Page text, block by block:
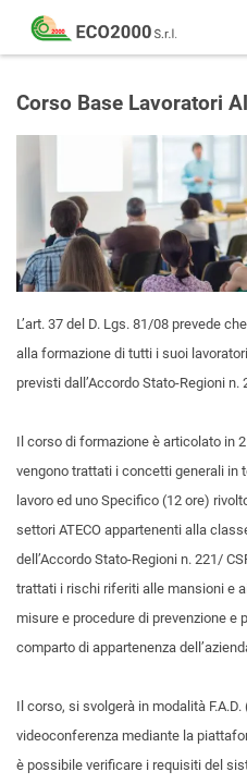
Eco
2000
Formazione
consulenza
sicurezza
sul
lavoro
–
81/08
Corso Base Lavoratori
L’art. 37 del D. Lgs. 81/08 prevede
alla formazione di tutti i suoi
previsti dall’Accordo Stato-Regioni
Il corso di formazione è articolato in
vengono trattati i concetti generali in
lavoro ed uno Specifico (12 ore)
settori ATECO appartenenti alla
dell’Accordo Stato-Regioni n. 221/
trattati i rischi riferiti alle mansioni e
misure e procedure di prevenzione
comparto di appartenenza
Il corso, si svolgerà in modalità
videoconferenza mediante la
è possibile verificare i requisiti del